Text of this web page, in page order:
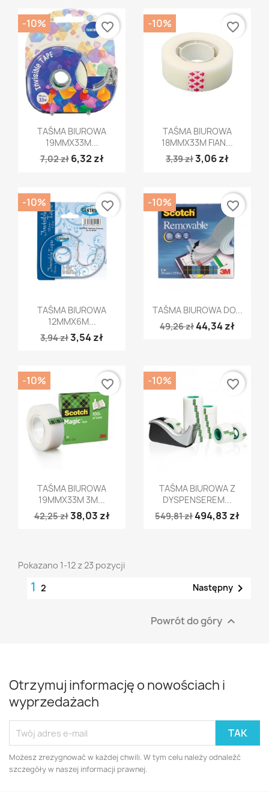
Szybki podgląd
TAŚMA BIUROWA
19MMX33M...
7,02 zł 6,32 zł
-10% favorite_border
Szybki podgląd
TAŚMA BIUROWA
18MMX33M FIAN...
3,39 zł3,06 zł
-10% favorite_border
Szybki podgląd
TAŚMA BIUROWA
12MMX6M...
3,94 zł3,54 zł
-10% favorite_border
Szybki podgląd
TAŚMA BIUROWA DO...
49,26 zł44,34 zł
-10% favorite_border
Szybki podgląd
TAŚMA BIUROWA
19MMX33M 3M...
42,25 zł38,03 zł
-10% favorite_border
Szybki podgląd
TAŚMA BIUROWA Z
DYSPENSEREM...
549,81 zł494,83 zł
-10% favorite_border
Pokazano 1-12 z 23 pozycji
1 2 Następny 
Powrót do góry 
Otrzymuj informację o nowościach i
wyprzedażach
Możesz zrezygnować w każdej chwili. W tym celu należy odnaleźć
szczegóły w naszej informacji prawnej.